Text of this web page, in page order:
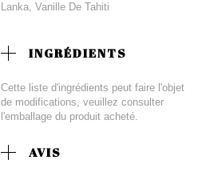
Lanka, Vanille De Tahiti
INGRÉDIENTS
Cette liste d'ingrédients peut faire l'objet
de modifications, veuillez consulter
l'emballage du produit acheté.
AVIS